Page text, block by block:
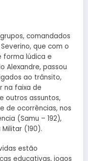
comandados
que com o
forma lúdica e
Alexandre, passou
ao trânsito,
na faixa de
outros assuntos,
de ocorrências, nos
(Samu – 192),
(190).
estão
educativas, jogos